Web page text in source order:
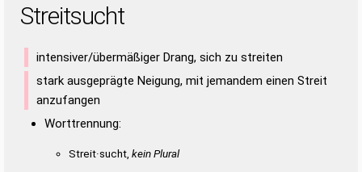
STURSTE SURTEST
RUHTE RUTHS SEIHT
RITTST RUSSET STERTS STIERS STIERT STREUT
STRITT
STURES SUREST SURTET SUTTER
TITERS
TRISTE
Streitsucht
intensiver/übermäßiger Drang, sich zu streiten
stark ausgeprägte Neigung, mit jemandem einen Streit
anzufangen
Worttrennung:
Streit·sucht, kein Plural